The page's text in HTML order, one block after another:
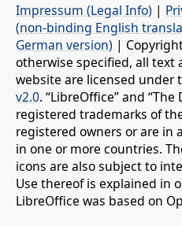
Impressum (Legal Info) |
(non-binding English
German version) |
otherwise specified, all text
website are licensed under
v2.0. “LibreOffice” and
registered trademarks of
registered owners or are in
in one or more countries.
icons are also subject to
Use thereof is explained in
LibreOffice was based on